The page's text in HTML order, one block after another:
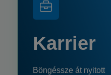
Karrier
Böngéssze át nyitott